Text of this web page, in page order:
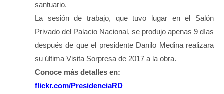
santuario.
La sesión de trabajo, que tuvo lugar en el Salón
Privado del Palacio Nacional, se produjo apenas 9 días
después de que el presidente Danilo Medina realizara
su última Visita Sorpresa de 2017 a la obra.
Conoce más detalles en:
flickr.com/PresidenciaRD